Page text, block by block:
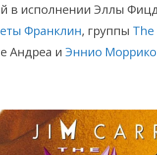
в исполнении Эллы
Франклин, группы The
Андреа и Эннио